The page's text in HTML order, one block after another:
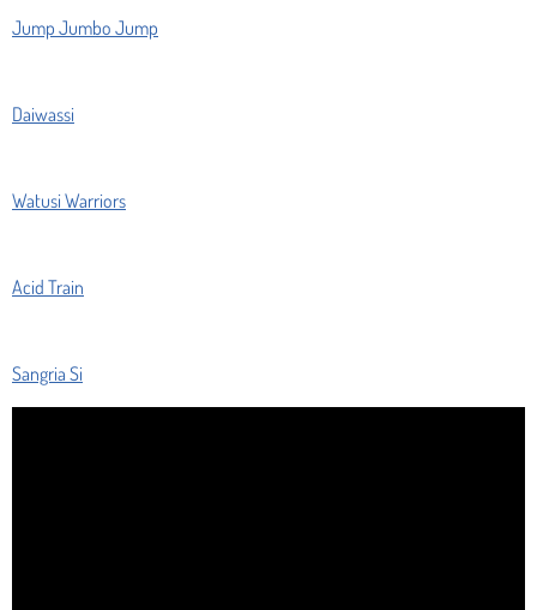
Jump Jumbo Jump
Daiwassi
Watusi Warriors
Acid Train
Sangria Si